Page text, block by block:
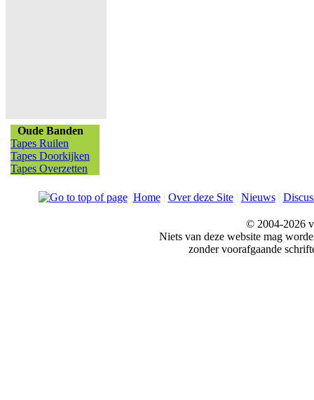
Oude Banden
Tapes Ruilen
Tapes Doorkijken
Tapes Overzetten
Home| Over deze Site| Nieuws|
© 2004-2026
Niets van deze website mag
zonder voorafgaande